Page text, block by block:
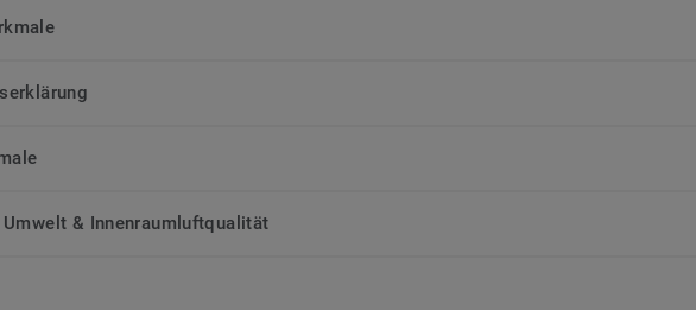
& Innenraumluftqualität